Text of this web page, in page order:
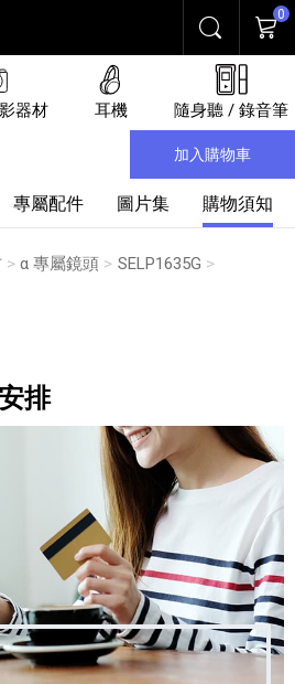
搜尋 購物
0
器材 耳機 隨身聽 / 錄音筆
加入購物車
專屬配件 圖片集 購物須知
α 專屬鏡頭
SELP1635G
排